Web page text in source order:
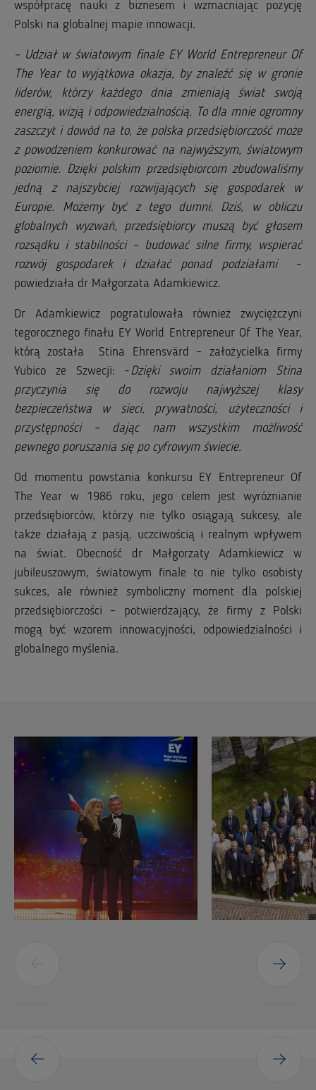
współpracę nauki z biznesem i wzmacniając pozycję
Polski na globalnej mapie innowacji.
– Udział w światowym finale EY World Entrepreneur Of
The Year to wyjątkowa okazja, by znaleźć się w gronie
liderów, którzy każdego dnia zmieniają świat swoją
energią, wizją i odpowiedzialnością. To dla mnie ogromny
zaszczyt i dowód na to, że polska przedsiębiorczość może
z powodzeniem konkurować na najwyższym, światowym
poziomie. Dzięki polskim przedsiębiorcom zbudowaliśmy
jedną z najszybciej rozwijających się gospodarek w
Europie. Możemy być z tego dumni. Dziś, w obliczu
globalnych wyzwań, przedsiębiorcy muszą być głosem
rozsądku i stabilności – budować silne firmy, wspierać
rozwój gospodarek i działać ponad podziałami
–
powiedziała dr Małgorzata Adamkiewicz.
Dr Adamkiewicz pogratulowała również zwyciężczyni
tegorocznego finału EY World Entrepreneur Of The Year,
którą została Stina Ehrensvärd – założycielka firmy
Yubico ze Szwecji: –Dzięki swoim działaniom Stina
przyczynia się do rozwoju najwyższej klasy
bezpieczeństwa w sieci, prywatności, użyteczności i
przystępności – dając nam wszystkim możliwość
pewnego poruszania się po cyfrowym świecie.
Od momentu powstania konkursu EY Entrepreneur Of
The Year w 1986 roku, jego celem jest wyróżnianie
przedsiębiorców, którzy nie tylko osiągają sukcesy, ale
także działają z pasją, uczciwością i realnym wpływem
na świat. Obecność dr Małgorzaty Adamkiewicz w
jubileuszowym, światowym finale to nie tylko osobisty
sukces, ale również symboliczny moment dla polskiej
przedsiębiorczości – potwierdzający, że firmy z Polski
mogą być wzorem innowacyjności, odpowiedzialności i
globalnego myślenia.